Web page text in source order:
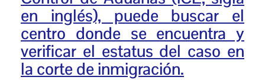
en inglés), puede buscar el
centro donde se encuentra y
verificar el estatus del caso en
la corte de inmigración.